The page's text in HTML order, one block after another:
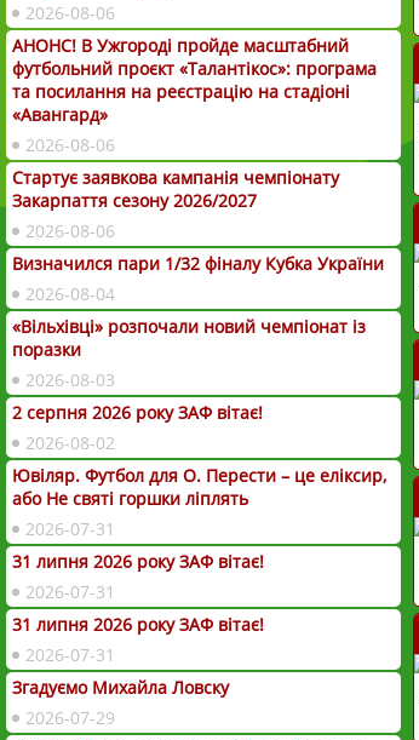
2026-08-06
АНОНС! В Ужгороді пройде масштабний
футбольний проєкт «Талантікос»: програма
та посилання на реєстрацію на стадіоні
«Авангард»
2026-08-06
Стартує заявкова кампанія чемпіонату
Закарпаття сезону 2026/2027
2026-08-06
Визначился пари 1/32 фіналу Кубка України
2026-08-04
«Вільхівці» розпочали новий чемпіонат із
поразки
2026-08-03
2 серпня 2026 року ЗАФ вітає!
2026-08-02
Ювіляр. Футбол для О. Перести – це еліксир,
або Не святі горшки ліплять
2026-07-31
31 липня 2026 року ЗАФ вітає!
2026-07-31
31 липня 2026 року ЗАФ вітає!
2026-07-31
Згадуємо Михайла Ловску
2026-07-29